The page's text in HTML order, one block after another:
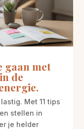
gaan met
de
Met 11 tips
stellen in
je helder